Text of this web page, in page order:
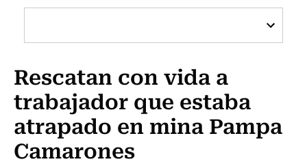
Cultura
Programas Radio y TV Usach
Rescatan con vida a
trabajador que estaba
atrapado en mina Pampa
Camarones